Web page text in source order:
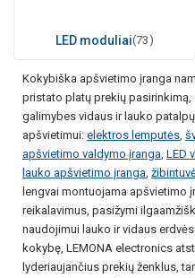
LED moduliai(73)
Kokybiška apšvietimo įranga
pristato platų prekių
galimybes vidaus ir lauko
apšvietimui: elektros lemputės
apšvietimo valdymo įranga LED
lauko apšvietimo įranga
lengvai montuojama apšvietimo
reikalavimus, pasižymi
naudojimui lauko ir vidaus
kokybę, LEMONA electronics
lyderiaujančius prekių ženklus,